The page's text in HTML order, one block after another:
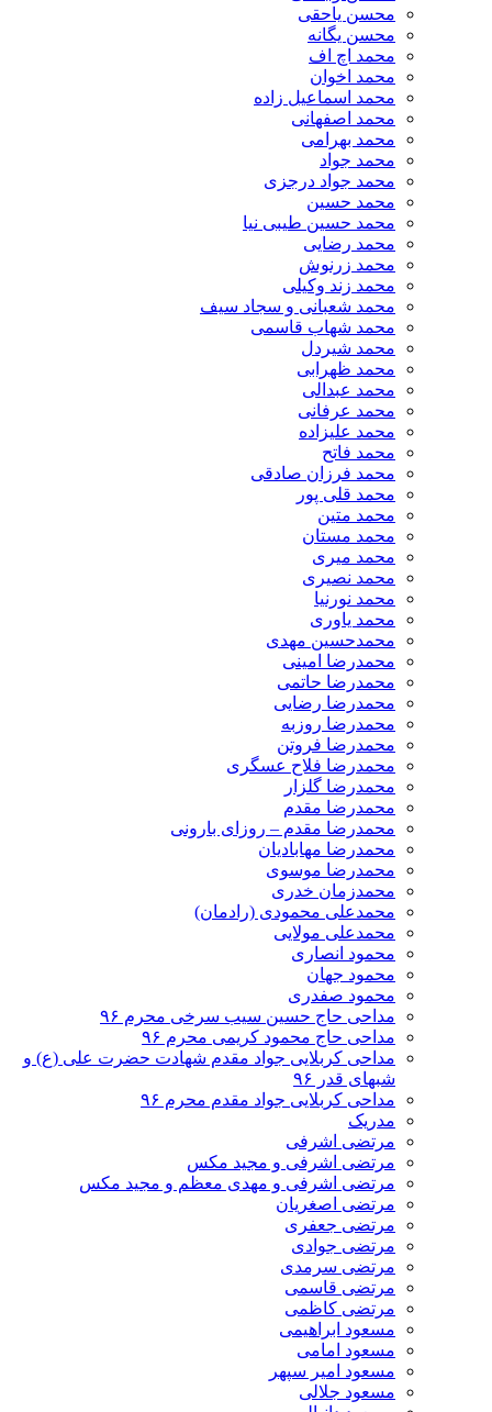
محسن یاحقی
محسن یگانه
محمد اچ اف
محمد اخوان
محمد اسماعیل زاده
محمد اصفهانی
محمد بهرامی
محمد جواد
محمد جواد درجزی
محمد حسین
محمد حسین طیبی نیا
محمد رضایی
محمد زرنوش
محمد زند وکیلی
محمد شعبانی و سجاد سیف
محمد شهاب قاسمی
​محمد شیردل
محمد ظهرابی
محمد عبدالی
محمد عرفانی
محمد علیزاده
محمد فاتح
محمد فرزان صادقی
محمد قلی پور
محمد متین
محمد مستان
محمد میری
محمد نصیری
محمد نورنیا
محمد یاوری
محمدحسین مهدی
محمدرضا امینی
محمدرضا حاتمی
محمدرضا رضایی
محمدرضا روزبه
محمدرضا فروتن
محمدرضا فلاح عسگری
محمدرضا گلزار
محمدرضا مقدم
محمدرضا مقدم – روزای بارونی
محمدرضا مهابادیان
محمدرضا موسوی
محمدزمان خدری
محمدعلی محمودی (رادمان)
محمدعلی مولایی
محمود انصاری
محمود جهان
محمود صفدری
مداحی حاج حسین سیب سرخی محرم ۹۶
مداحی حاج محمود کریمی محرم ۹۶
مداحی کربلایی جواد مقدم شهادت حضرت علی (ع) و
شبهای قدر ۹۶
مداحی کربلایی جواد مقدم محرم ۹۶
مدریک
مرتضی اشرفی
مرتضی اشرفی و مجید مکس
مرتضی اشرفی و مهدی معظم و مجید مکس
مرتضی اصغریان
مرتضی جعفری
مرتضی جوادی
مرتضی سرمدی
مرتضی قاسمی
مرتضی کاظمی
مسعود ابراهیمی
مسعود امامی
مسعود امیر سپهر
مسعود جلالی